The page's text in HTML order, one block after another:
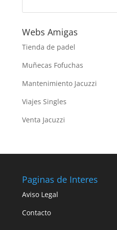
Webs Amigas
Tienda de padel
Muñecas Fofuchas
Mantenimiento Jacuzzi
Viajes Singles
Venta Jacuzzi
Paginas de Interes
Aviso Legal
Contacto